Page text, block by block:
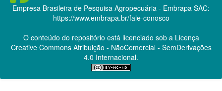
Empresa Brasileira de Pesquisa Agropecuária - Embrapa SAC:
https://www.embrapa.br/fale-conosco
O conteúdo do repositório está licenciado sob a Licença
Creative CommonsAtribuição - NãoComercial - SemDerivações
4.0 Internacional.